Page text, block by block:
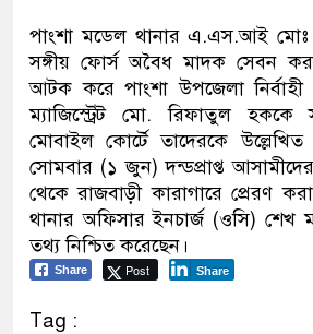
পাংশা মডেল থানার এ.এস.আই
সঙ্গীয় ফোর্স অবৈধ মাদক সেবন
আটক করে পাংশা উপজেলা নির্বাহী
ম্যাজিস্ট্রেট মো. রিফাতুল হককে
মোবাইল কোর্টে তাদেরকে
সোমবার (১ জুন) দন্ডপ্রাপ্ত
থেকে রাজবাড়ী কারাগারে প্রেরণ
থানার অফিসার ইনচার্জ (ওসি)
তথ্য নিশ্চিত করেছেন।
Share Post Share
Tag :